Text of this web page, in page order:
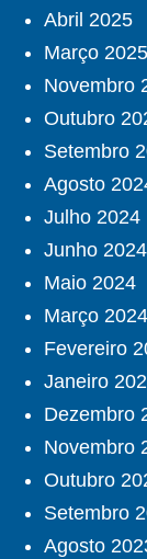
Abril 2025
Março 2025
Novembro
Outubro
Setembro
Agosto
Julho 2024
Junho 2024
Maio 2024
Março 2024
Fevereiro
Janeiro
Dezembro
Novembro
Outubro
Setembro
Agosto